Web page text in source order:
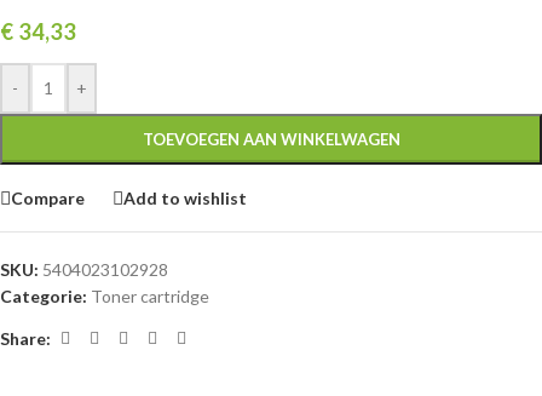
€ 34,33
- +
TOEVOEGEN AAN WINKELWAGEN
Compare Add to wishlist
SKU: 5404023102928
Categorie: Toner cartridge
Share: